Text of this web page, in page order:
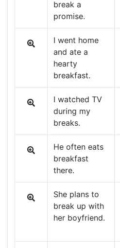
break a
promise.
I went home
and ate a
hearty
breakfast.
I watched TV
during my
breaks.
He often eats
breakfast
there.
She plans to
break up with
her boyfriend.